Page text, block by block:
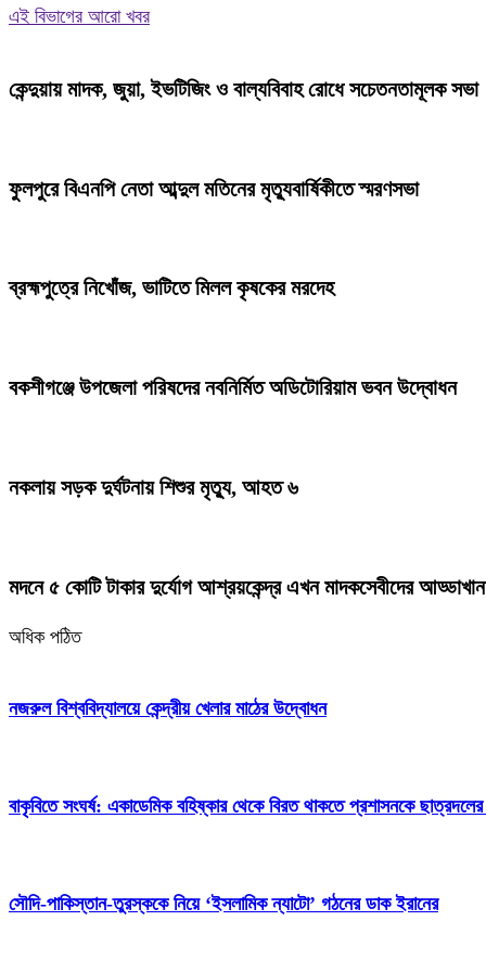
এই বিভাগের আরো খবর
কেন্দুয়ায় মাদক, জুয়া, ইভটিজিং ও বাল্যবিবাহ রোধে সচেতনতামূলক সভা
ফুলপুরে বিএনপি নেতা আব্দুল মতিনের মৃত্যুবার্ষিকীতে স্মরণসভা
ব্রহ্মপুত্রে নিখোঁজ, ভাটিতে মিলল কৃষকের মরদেহ
বকশীগঞ্জে উপজেলা পরিষদের নবনির্মিত অডিটোরিয়াম ভবন উদ্বোধন
নকলায় সড়ক দুর্ঘটনায় শিশুর মৃত্যু, আহত ৬
মদনে ৫ কোটি টাকার দুর্যোগ আশ্রয়কেন্দ্র এখন মাদকসেবীদের
অধিক পঠিত
নজরুল বিশ্ববিদ্যালয়ে কেন্দ্রীয় খেলার মাঠের উদ্বোধন
বাকৃবিতে সংঘর্ষ: একাডেমিক বহিষ্কার থেকে বিরত থাকতে প্রশাসনকে
সৌদি-পাকিস্তান-তুরস্ককে নিয়ে ‘ইসলামিক ন্যাটো’ গঠনের ডাক ইরানের